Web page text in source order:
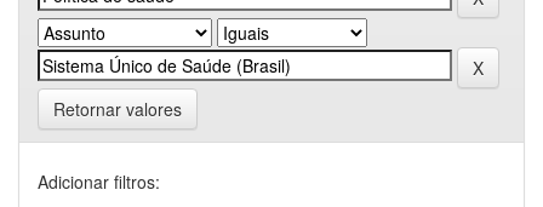
Retornar valores
Adicionar filtros: